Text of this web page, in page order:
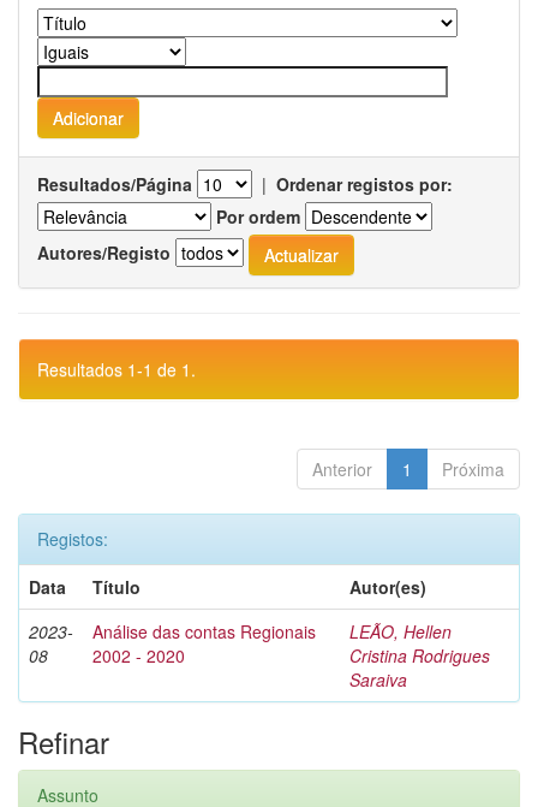
Resultados/Página | Ordenar registos por:
Por ordem
Autores/Registo
Resultados 1-1 de 1.
Anterior 1 Próxima
Registos:
Data
Título
Autor(es)
2023-
08
Análise das contas Regionais
2002 - 2020
LEÃO, Hellen
Cristina Rodrigues
Saraiva
Refinar
Assunto